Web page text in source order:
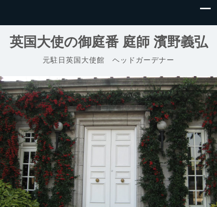
英国大使の御庭番 庭師 濱野義弘
元駐日英国大使館 ヘッドガーデナー